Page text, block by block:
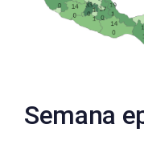
Semana